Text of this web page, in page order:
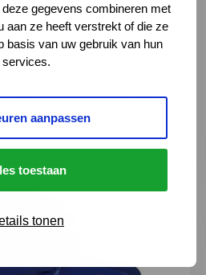
gegevens combineren met
aan ze heeft verstrekt of die ze
basis van uw gebruik van hun
services.
aanpassen
toestaan
tonen
met een krachtige
antislip